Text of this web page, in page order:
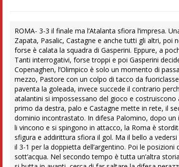
ROMA- 3-3 il finale ma l’Atalanta sfiora l’impresa.
Zapata, Pasalic, Castagne e anche tutti gli altri, poi
forse è calata la squadra di Gasperini. Eppure, a
Tanti interrogativi, forse troppi e poi Gasperini
Copenaghen, l’Olimpico è solo un momento di
mezzo, Pastore con un colpo di tacco da
paventa la goleada, invece succede il contrario
atalantini si impossessano del gioco e
primo da destra, palo e Castagne mette in rete, il
dominio incontrastato. In difesa Palomino, dopo un
li vincono e si spingono in attacco, la Roma è
sfigura e addirittura sfiora il gol. Ma il bello a
il 3-1 per la doppietta dell’argentino. Poi le
sott’acqua. Nel secondo tempo è tutta un’altra